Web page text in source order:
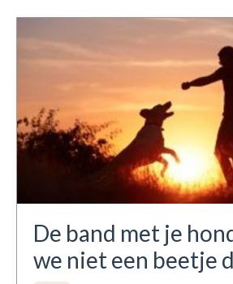
De band met je
we niet een beetje